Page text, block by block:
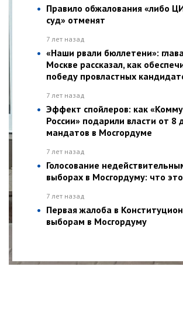
Правило обжалования «либо
суд» отменят
7 лет назад
«Наши рвали бюллетени»:
Москве рассказал, как
победу провластных
7 лет назад
Эффект спойлеров: как
России» подарили власти от 8
мандатов в Мосгордуме
7 лет назад
Голосование
выборах в Мосгордуму: что
7 лет назад
Первая жалоба в
выборам в Мосгордуму